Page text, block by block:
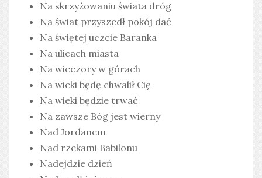
Na skrzyżowaniu świata dróg
Na świat przyszedł pokój dać
Na świętej uczcie Baranka
Na ulicach miasta
Na wieczory w górach
Na wieki będę chwalił Cię
Na wieki będzie trwać
Na zawsze Bóg jest wierny
Nad Jordanem
Nad rzekami Babilonu
Nadejdzie dzień